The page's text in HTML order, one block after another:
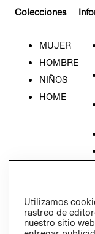
Colecciones
MUJER
HOMBRE
NIÑOS
HOME
Utilizamos
rastreo de
nuestro sitio